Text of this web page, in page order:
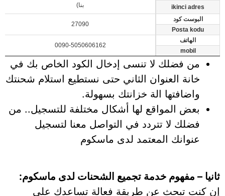
بنا)
ikinci adres
البوست كود
27090
Posta kodu
الهاتف
0090-5050606162
mobil
من فضلك لا تنسى إدخال الكود الخاص بك في
خانة العنوان الثاني حتى نستطيع استلام شحنتك
واضافتها الة خزانتك بسهولة.
بعض المواقع لها أشكال مختلفة للتسجيل.. من
فضلك لا تتردد في التواصل معنا لتسجيل
عنوانك المعتمد لدى ماسكوم
ثانيا – مفهوم خدمة تجميع الشحنات لدى ماسكوم:
إن كنت تبحث عن طريقة فعالة تساعدك على